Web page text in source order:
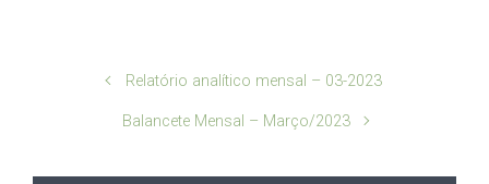
Relatório analítico mensal – 03-2023
Balancete Mensal – Março/2023